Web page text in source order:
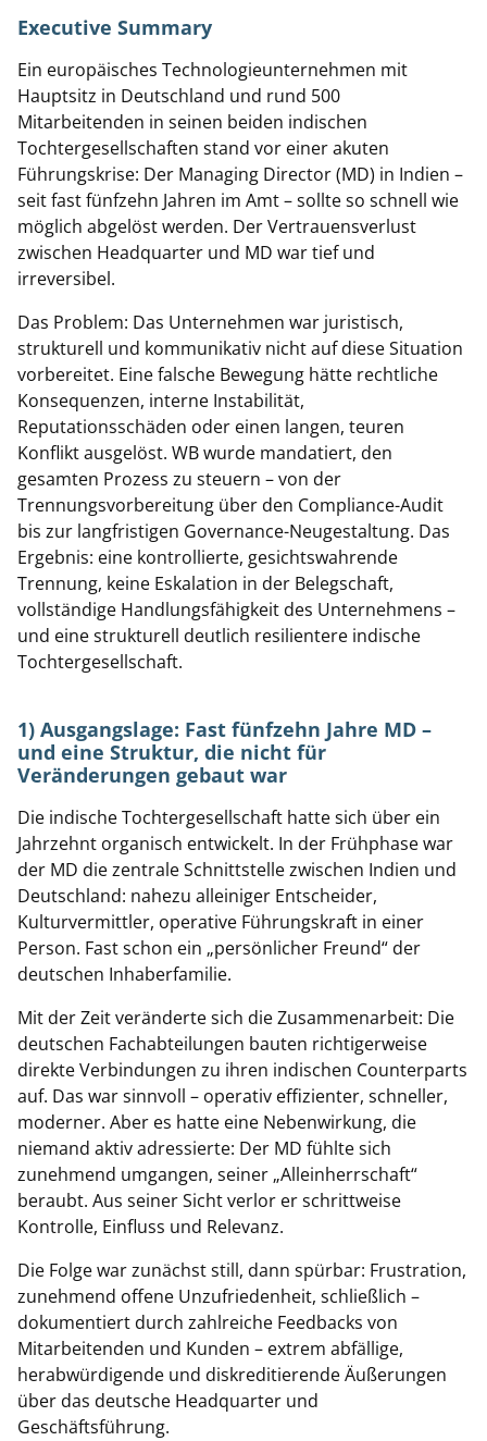
Executive Summary
Ein europäisches Technologieunternehmen mit
Hauptsitz in Deutschland und rund 500
Mitarbeitenden in seinen beiden indischen
Tochtergesellschaften stand vor einer akuten
Führungskrise: Der Managing Director (MD) in Indien –
seit fast fünfzehn Jahren im Amt – sollte so schnell wie
möglich abgelöst werden. Der Vertrauensverlust
zwischen Headquarter und MD war tief und
irreversibel.
Das Problem: Das Unternehmen war juristisch,
strukturell und kommunikativ nicht auf diese Situation
vorbereitet. Eine falsche Bewegung hätte rechtliche
Konsequenzen, interne Instabilität,
Reputationsschäden oder einen langen, teuren
Konflikt ausgelöst. WB wurde mandatiert, den
gesamten Prozess zu steuern – von der
Trennungsvorbereitung über den Compliance-Audit
bis zur langfristigen Governance-Neugestaltung. Das
Ergebnis: eine kontrollierte, gesichtswahrende
Trennung, keine Eskalation in der Belegschaft,
vollständige Handlungsfähigkeit des Unternehmens –
und eine strukturell deutlich resilientere indische
Tochtergesellschaft.
1) Ausgangslage: Fast fünfzehn Jahre MD –
und eine Struktur, die nicht für
Veränderungen gebaut war
Die indische Tochtergesellschaft hatte sich über ein
Jahrzehnt organisch entwickelt. In der Frühphase war
der MD die zentrale Schnittstelle zwischen Indien und
Deutschland: nahezu alleiniger Entscheider,
Kulturvermittler, operative Führungskraft in einer
Person. Fast schon ein „persönlicher Freund“ der
deutschen Inhaberfamilie.
Mit der Zeit veränderte sich die Zusammenarbeit: Die
deutschen Fachabteilungen bauten richtigerweise
direkte Verbindungen zu ihren indischen Counterparts
auf. Das war sinnvoll – operativ effizienter, schneller,
moderner. Aber es hatte eine Nebenwirkung, die
niemand aktiv adressierte: Der MD fühlte sich
zunehmend umgangen, seiner „Alleinherrschaft“
beraubt. Aus seiner Sicht verlor er schrittweise
Kontrolle, Einfluss und Relevanz.
Die Folge war zunächst still, dann spürbar: Frustration,
zunehmend offene Unzufriedenheit, schließlich –
dokumentiert durch zahlreiche Feedbacks von
Mitarbeitenden und Kunden – extrem abfällige,
herabwürdigende und diskreditierende Äußerungen
über das deutsche Headquarter und
Geschäftsführung.